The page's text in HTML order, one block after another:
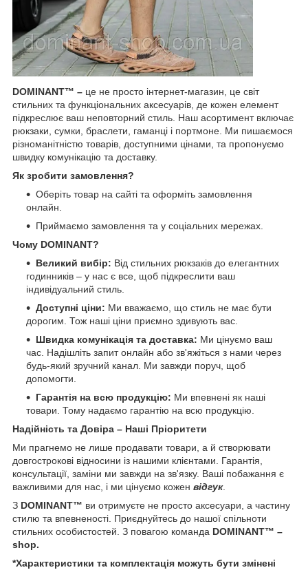
DOMINANT™ – це не просто інтернет-магазин, це світ
стильних та функціональних аксесуарів, де кожен елемент
підкреслює ваш неповторний стиль. Наш асортимент включає
рюкзаки, сумки, браслети, гаманці і портмоне. Ми пишаємося
різноманітністю товарів, доступними цінами, та пропонуємо
швидку комунікацію та доставку.
Як зробити замовлення?
Оберіть товар на сайті та оформіть замовлення
онлайн.
Приймаємо замовлення та у соціальних мережах.
Чому DOMINANT?
Великий вибір: Від стильних рюкзаків до елегантних
годинників – у нас є все, щоб підкреслити ваш
індивідуальний стиль.
Доступні ціни: Ми вважаємо, що стиль не має бути
дорогим. Тож наші ціни приємно здивують вас.
Швидка комунікація та доставка: Ми цінуємо ваш
час. Надішліть запит онлайн або зв'яжіться з нами через
будь-який зручний канал. Ми завжди поруч, щоб
допомогти.
Гарантія на всю продукцію: Ми впевнені як наші
товари. Тому надаємо гарантію на всю продукцію.
Надійність та Довіра – Наші Пріоритети
Ми прагнемо не лише продавати товари, а й створювати
довгострокові відносини із нашими клієнтами. Гарантія,
консультації, заміни ми завжди на зв'язку. Ваші побажання є
важливими для нас, і ми цінуємо кожен відгук.
З DOMINANT™ ви отримуєте не просто аксесуари, а частину
стилю та впевненості. Приєднуйтесь до нашої спільноти
стильних особистостей. З повагою команда DOMINANT™ –
shop.
*Характеристики та комплектація можуть бути змінені